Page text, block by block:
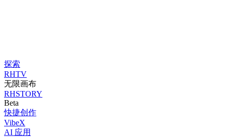
探索
RHTV
无限画布
RHSTORY
Beta
快捷创作
VibeX
AI 应用